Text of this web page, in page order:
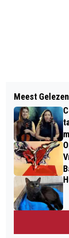
HANG
DE
Meest Gelezen